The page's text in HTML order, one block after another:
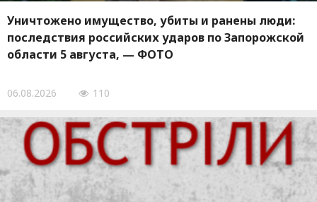
Уничтожено имущество, убиты и ранены люди:
последствия российских ударов по Запорожской
области 5 августа, — ФОТО
06.08.2026 110